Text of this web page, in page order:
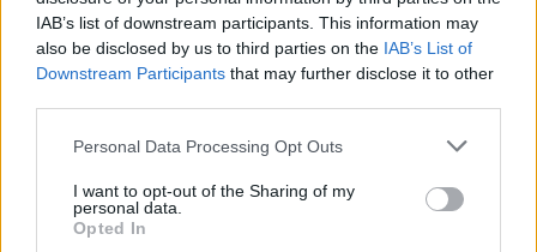
IAB’s list of downstream participants. This information may
also be disclosed by us to third parties on the IAB’s List of
Downstream Participants that may further disclose it to other
Please note that this website/app uses one or more Google
not limited to your visit or usage behaviour. You may click to
grant or deny consent to Google and its third-party tags to
use your data for below specified purposes in below Google
Personal Data Processing Opt Outs
I want to opt-out of the Sharing of my
personal data.
Opted In